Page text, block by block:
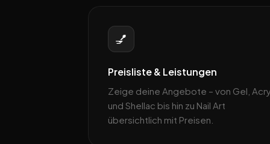
💅
Preisliste & Leistungen
Zeige deine Angebote – von Gel,
und Shellac bis hin zu Nail Art
übersichtlich mit Preisen.